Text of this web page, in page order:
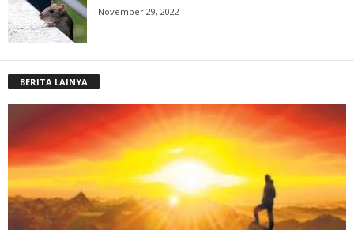
November 29, 2022
BERITA LAINYA